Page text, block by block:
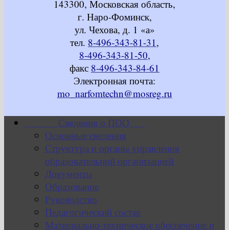
143300, Московская область,
г. Наро-Фоминск,
ул. Чехова, д. 1 «а»
тел. 8-496-343-81-31,
8-496-343-81-50,
факс 8-496-343-84-61
Электронная почта:
mo_narfomtechn@mosreg.ru
Сведения о ПОО
Основные сведения
Структура и органы управления
образовательной организацией
Документы
Образование
Руководство
Педагогический состав
Материально-техническое обеспечение и